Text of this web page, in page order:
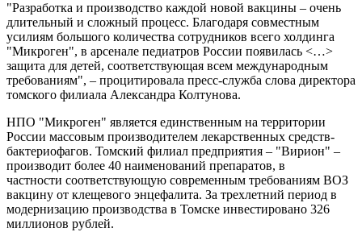
"Разработка и производство каждой новой вакцины – очень
длительный и сложный процесс. Благодаря совместным
усилиям большого количества сотрудников всего холдинга
"Микроген", в арсенале педиатров России появилась <…>
защита для детей, соответствующая всем международным
требованиям", – процитировала пресс-служба слова директора
томского филиала Александра Колтунова.
НПО "Микроген" является единственным на территории
России массовым производителем лекарственных средств-
бактериофагов. Томский филиал предприятия – "Вирион" –
производит более 40 наименований препаратов, в
частности соответствующую современным требованиям ВОЗ
вакцину от клещевого энцефалита. За трехлетний период в
модернизацию производства в Томске инвестировано 326
миллионов рублей.